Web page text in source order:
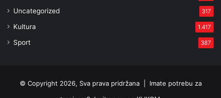
Uncategorized 317
Kultura 1.417
Sport 387
© Copyright 2026, Sva prava pridržana | Imate potrebu za